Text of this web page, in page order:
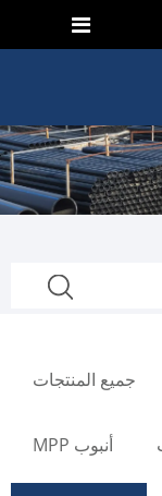
جميع المنتجات
أنبوب MPP